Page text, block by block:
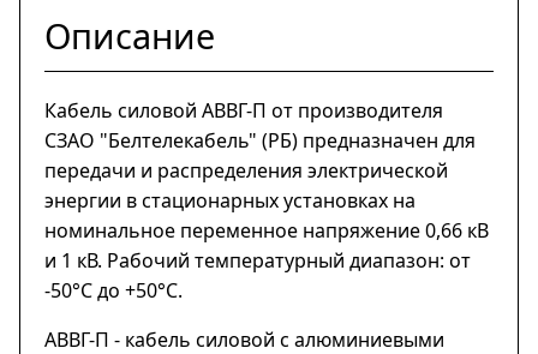
Описание
Кабель силовой АВВГ-П от производителя
СЗАО "Белтелекабель" (РБ) предназначен для
передачи и распределения электрической
энергии в стационарных установках на
номинальное переменное напряжение 0,66 кВ
и 1 кВ. Рабочий температурный диапазон: от
-50°С до +50°С.
АВВГ-П - кабель силовой с алюминиевыми